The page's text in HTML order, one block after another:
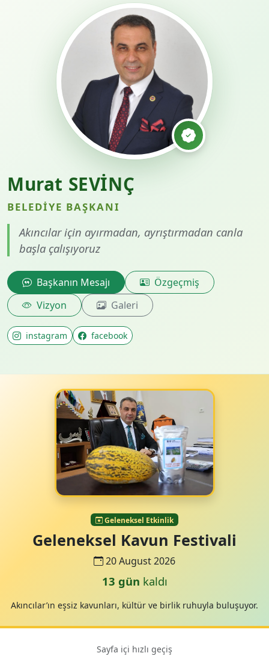
Murat SEVİNÇ
BELEDIYE BAŞKANI
Akıncılar için ayırmadan, ayrıştırmadan canla
başla çalışıyoruz
Başkanın Mesajı
Özgeçmiş
Vizyon
Galeri
instagram facebook
Geleneksel Etkinlik
Geleneksel Kavun Festivali
20 August 2026
13 gün kaldı
Akıncılar’ın eşsiz kavunları, kültür ve birlik ruhuyla buluşuyor.
Sayfa içi hızlı geçiş